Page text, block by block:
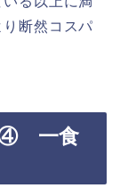
断然コスパ
④ 一食